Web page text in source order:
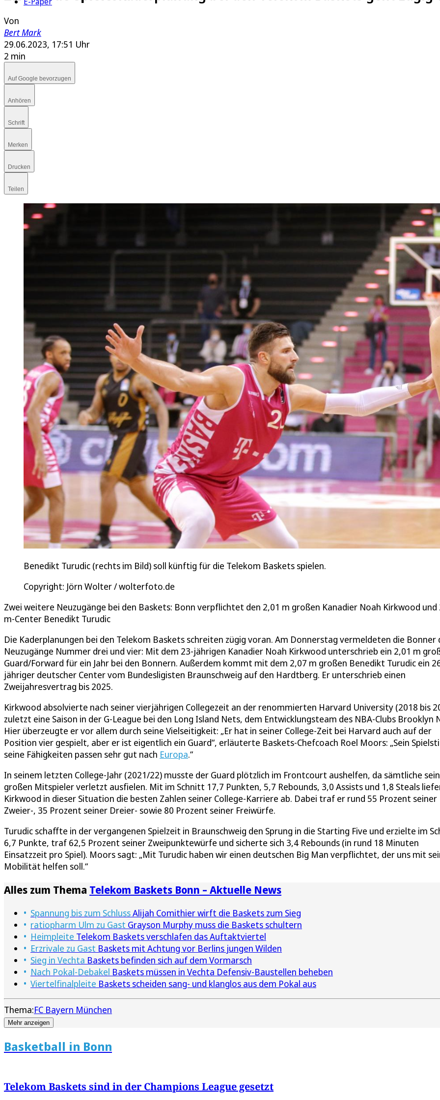
Von
Bert Mark
29.06.2023, 17:51 Uhr
2 min
Auf Google bevorzugen
Anhören
Schrift
Merken
Drucken
Teilen
Benedikt Turudic (rechts im Bild) soll künftig für die Telekom Baskets spielen.
Copyright: Jörn Wolter / wolterfoto.de
Zwei weitere Neuzugänge bei den Baskets: Bonn verpflichtet den 2,01 m großen Kanadier Noah Kirkwood und
m-Center Benedikt Turudic
Die Kaderplanungen bei den Telekom Baskets schreiten zügig voran. Am Donnerstag vermeldeten die Bonner
Neuzugänge Nummer drei und vier: Mit dem 23-jährigen Kanadier Noah Kirkwood unterschrieb ein 2,01 m
Guard/Forward für ein Jahr bei den Bonnern. Außerdem kommt mit dem 2,07 m großen Benedikt Turudic ein
jähriger deutscher Center vom Bundesligisten Braunschweig auf den Hardtberg. Er unterschrieb einen
Zweijahresvertrag bis 2025.
Kirkwood absolvierte nach seiner vierjährigen Collegezeit an der renommierten Harvard University (2018 bis
zuletzt eine Saison in der G-League bei den Long Island Nets, dem Entwicklungsteam des NBA-Clubs Brooklyn
Hier überzeugte er vor allem durch seine Vielseitigkeit: „Er hat in seiner College-Zeit bei Harvard auch auf der
Position vier gespielt, aber er ist eigentlich ein Guard“, erläuterte Baskets-Chefcoach Roel Moors: „Sein
seine Fähigkeiten passen sehr gut nach Europa.“
In seinem letzten College-Jahr (2021/22) musste der Guard plötzlich im Frontcourt aushelfen, da sämtliche
großen Mitspieler verletzt ausfielen. Mit im Schnitt 17,7 Punkten, 5,7 Rebounds, 3,0 Assists und 1,8 Steals
Kirkwood in dieser Situation die besten Zahlen seiner College-Karriere ab. Dabei traf er rund 55 Prozent seiner
Zweier-, 35 Prozent seiner Dreier- sowie 80 Prozent seiner Freiwürfe.
Turudic schaffte in der vergangenen Spielzeit in Braunschweig den Sprung in die Starting Five und erzielte im
6,7 Punkte, traf 62,5 Prozent seiner Zweipunktewürfe und sicherte sich 3,4 Rebounds (in rund 18 Minuten
Einsatzzeit pro Spiel). Moors sagt: „Mit Turudic haben wir einen deutschen Big Man verpflichtet, der uns mit
Mobilität helfen soll.“
Alles zum Thema Telekom Baskets Bonn – Aktuelle News
Spannung bis zum SchlussAlijah Comithier wirft die Baskets zum Sieg
ratiopharm Ulm zu Gast Grayson Murphy muss die Baskets schultern
Heimpleite Telekom Baskets verschlafen das Auftaktviertel
Erzrivale zu Gast Baskets mit Achtung vor Berlins jungen Wilden
Sieg in Vechta Baskets befinden sich auf dem Vormarsch
Nach Pokal-Debakel Baskets müssen in Vechta Defensiv-Baustellen beheben
Viertelfinalpleite Baskets scheiden sang- und klanglos aus dem Pokal aus
Thema:FC Bayern München
Mehr anzeigen
Basketball in Bonn
Telekom Baskets sind in der Champions League gesetzt